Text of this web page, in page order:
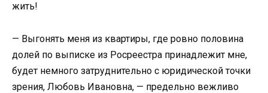
жить!
— Выгонять меня из квартиры, где ровно половина
долей по выписке из Росреестра принадлежит мне,
будет немного затруднительно с юридической точки
зрения, Любовь Ивановна, — предельно вежливо